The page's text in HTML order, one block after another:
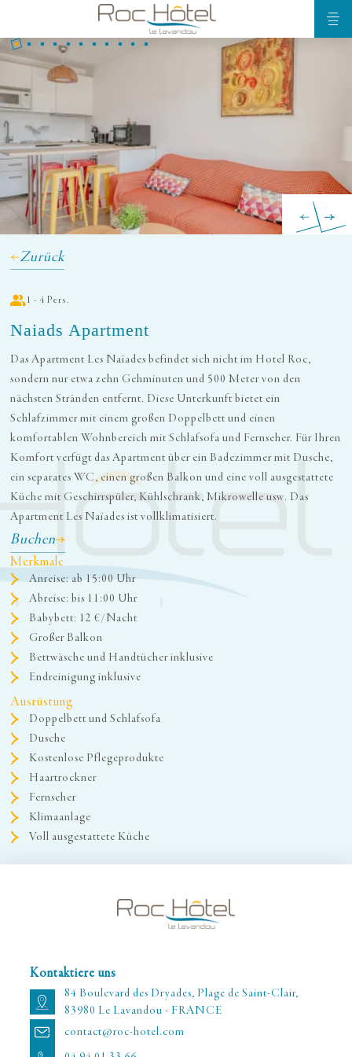
Zurück
1 - 4 Pers.
Naiads Apartment
Das Apartment Les Naïades befindet sich nicht im Hotel Roc,
sondern nur etwa zehn Gehminuten und 500 Meter von den
nächsten Stränden entfernt. Diese Unterkunft bietet ein
Schlafzimmer mit einem großen Doppelbett und einen
komfortablen Wohnbereich mit Schlafsofa und Fernseher. Für Ihren
Komfort verfügt das Apartment über ein Badezimmer mit Dusche,
ein separates WC, einen großen Balkon und eine voll ausgestattete
Küche mit Geschirrspüler, Kühlschrank, Mikrowelle usw. Das
Apartment Les Naïades ist vollklimatisiert.
Buchen
Merkmale
Anreise: ab 15:00 Uhr
Abreise: bis 11:00 Uhr
Babybett: 12 €/Nacht
Großer Balkon
Bettwäsche und Handtücher inklusive
Endreinigung inklusive
Ausrüstung
Doppelbett und Schlafsofa
Dusche
Kostenlose Pflegeprodukte
Haartrockner
Fernseher
Klimaanlage
Voll ausgestattete Küche
Kontaktiere uns
84 Boulevard des Dryades, Plage de Saint-Clair,
83980 Le Lavandou - FRANCE
contact@roc-hotel.com